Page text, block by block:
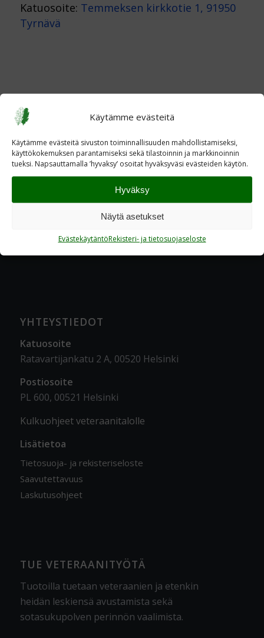
Käytämme evästeitä
Käytämme evästeitä sivuston toiminnallisuuden mahdollistamiseksi,
käyttökokemuksen parantamiseksi sekä tilastoinnin ja markkinoinnin
tueksi. Napsauttamalla ’hyvaksy’ osoitat hyväksyväsi evästeiden käytön.
Hyväksy
Näytä asetukset
EvästekäytäntöRekisteri- ja tietosuojaseloste
Katuosoite: Temmeksen kirkkotie 1, 91950
Tyrnävä
YHTEYSTIEDOT
Katuosoite
Ratavartijankatu 2 A, 00520 Helsinki
Postiosoite
PL 600, 00521 Helsinki
Kulkuohjeet veteraanitalolle
Lisätietoa
Tietosuoja- ja rekisteriseloste
Saavutettavuus
Laskutusohjeet
TUE VETERAANITYÖTÄ
Tuotoilla tuetaan veteraanien ja etenkin
heidän leskiensä avustamista sekä
sotasukupolven perinnön vaalimista.